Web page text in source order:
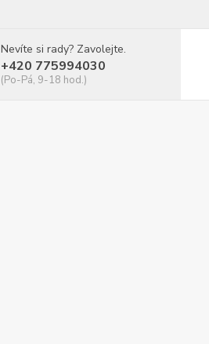
Nevíte si rady? Zavolejte.
+420 775994030
(Po-Pá, 9-18 hod.)